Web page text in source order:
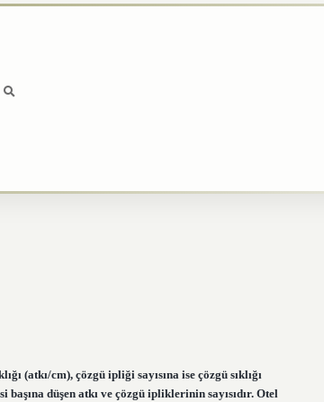
(atkı/cm), çözgü ipliği sayısına ise çözgü sıklığı
düşen atkı ve çözgü ipliklerinin sayısıdır. Otel